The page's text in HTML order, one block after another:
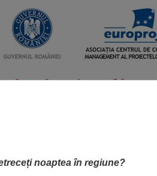
noaptea în regiune?